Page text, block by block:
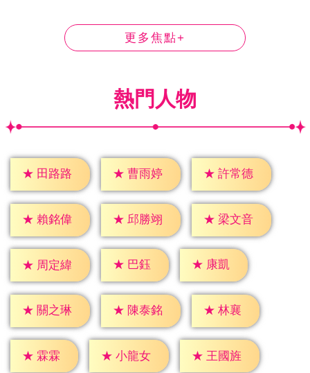
更多焦點+
熱門人物
★ 田路路 ★ 曹雨婷 ★ 許常德
★ 賴銘偉 ★ 邱勝翊 ★ 梁文音
★ 周定緯 ★ 巴鈺 ★ 康凱
★ 關之琳 ★ 陳泰銘 ★ 林襄
★ 霖霖 ★ 小龍女 ★ 王國旌